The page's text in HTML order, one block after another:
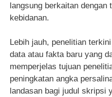
langsung berkaitan dengan
kebidanan.
Lebih jauh, penelitian
data atau fakta baru yang
memperjelas tujuan
peningkatan angka
landasan bagi judul skripsi